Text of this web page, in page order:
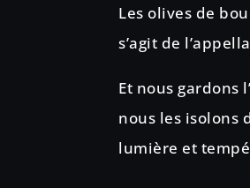
Les olives de
s’agit de
Et nous gardons
nous les isolons
lumière et